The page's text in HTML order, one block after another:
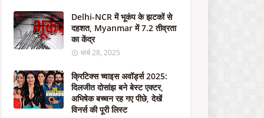
र्क
क
रें
21,
2023
न
Delhi-NCR में भूकंप के झटकों से
दहशत, Myanmar में 7.2 तीव्रता
का केंद्र
मार्च 28, 2025
क्रिटिक्स च्वाइस अवॉर्ड्स 2025:
दिलजीत दोसांझ बने बेस्ट एक्टर,
अभिषेक बच्चन रह गए पीछे, देखें
विनर्स की पूरी लिस्ट